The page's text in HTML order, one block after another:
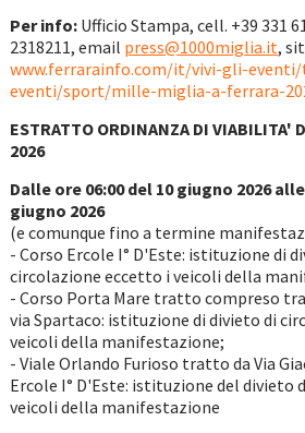
Per info:Ufficio Stampa, cell. +39 331
2318211, email press@1000miglia.it,
www.ferrarainfo.com/it/vivi-gli-
eventi/sport/mille-miglia-a-ferrara-
ESTRATTO ORDINANZA DI VIABILITA'
2026
Dalle ore 06:00 del 10 giugno 2026
giugno 2026
(e comunque fino a termine
- Corso Ercole I° D'Este: istituzione di
circolazione eccetto i veicoli della
- Corso Porta Mare tratto compreso
via Spartaco: istituzione di divieto di
veicoli della manifestazione;
- Viale Orlando Furioso tratto da Via
Ercole I° D'Este: istituzione del divieto
veicoli della manifestazione